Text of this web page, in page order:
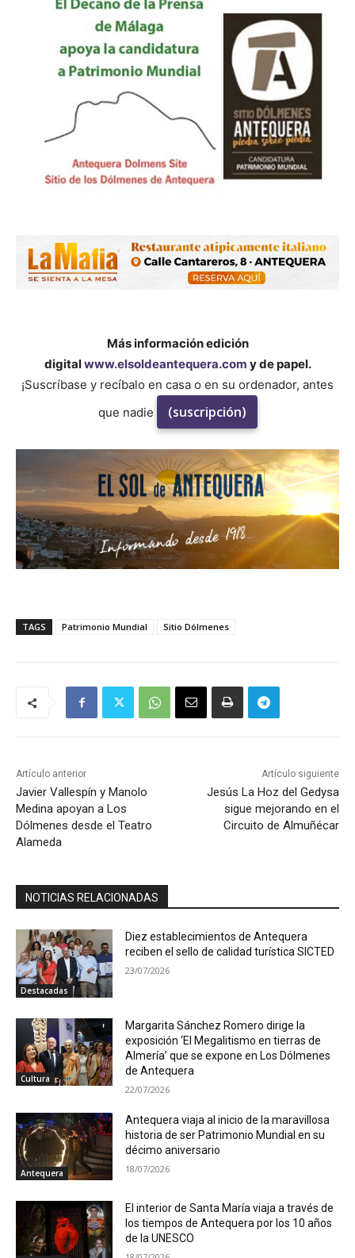
Más información edición
digitalwww.elsoldeantequera.com y de papel.
¡Suscríbase y recíbalo en casa o en su ordenador, antes
que nadie
(suscripción)
TAGS Patrimonio Mundial Sitio Dólmenes
Artículo anterior
Javier Vallespín y Manolo
Medina apoyan a Los
Dólmenes desde el Teatro
Alameda
Artículo siguiente
Jesús La Hoz del Gedysa
sigue mejorando en el
Circuito de Almuñécar
NOTICIAS RELACIONADAS
Destacadas
Diez establecimientos de Antequera
reciben el sello de calidad turística SICTED
23/07/2026
Cultura
Margarita Sánchez Romero dirige la
exposición ‘El Megalitismo en tierras de
Almería’ que se expone en Los Dólmenes
de Antequera
22/07/2026
Antequera
Antequera viaja al inicio de la maravillosa
historia de ser Patrimonio Mundial en su
décimo aniversario
18/07/2026
El interior de Santa María viaja a través de
los tiempos de Antequera por los 10 años
de la UNESCO